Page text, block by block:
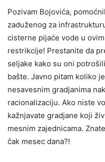
Pozivam Bojovića,
zaduženog za
cisterne pijaće vode u
restrikcije! Prestanite da
seljake kako su oni
bašte. Javno pitam koliko
nesavesnim gradjanima
racionalizaciju. Ako niste
kažnjavate gradjane koji
mesnim zajednicama.
čak mesec dana?!